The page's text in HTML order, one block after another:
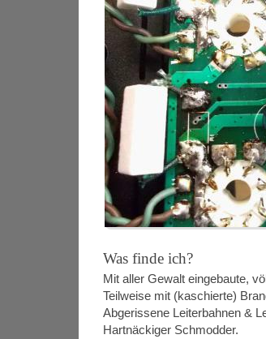
Was finde ich?
Mit aller Gewalt eingebaute,
Teilweise mit (kaschierte)
Abgerissene Leiterbahnen &
Hartnäckiger Schmodder.